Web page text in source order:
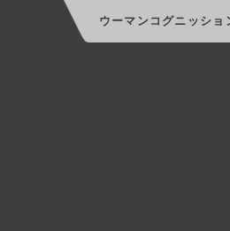
ウーマンコグニッショ